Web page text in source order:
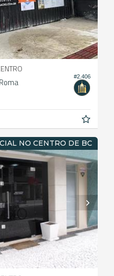
#2.406
NO CENTRO DE BC